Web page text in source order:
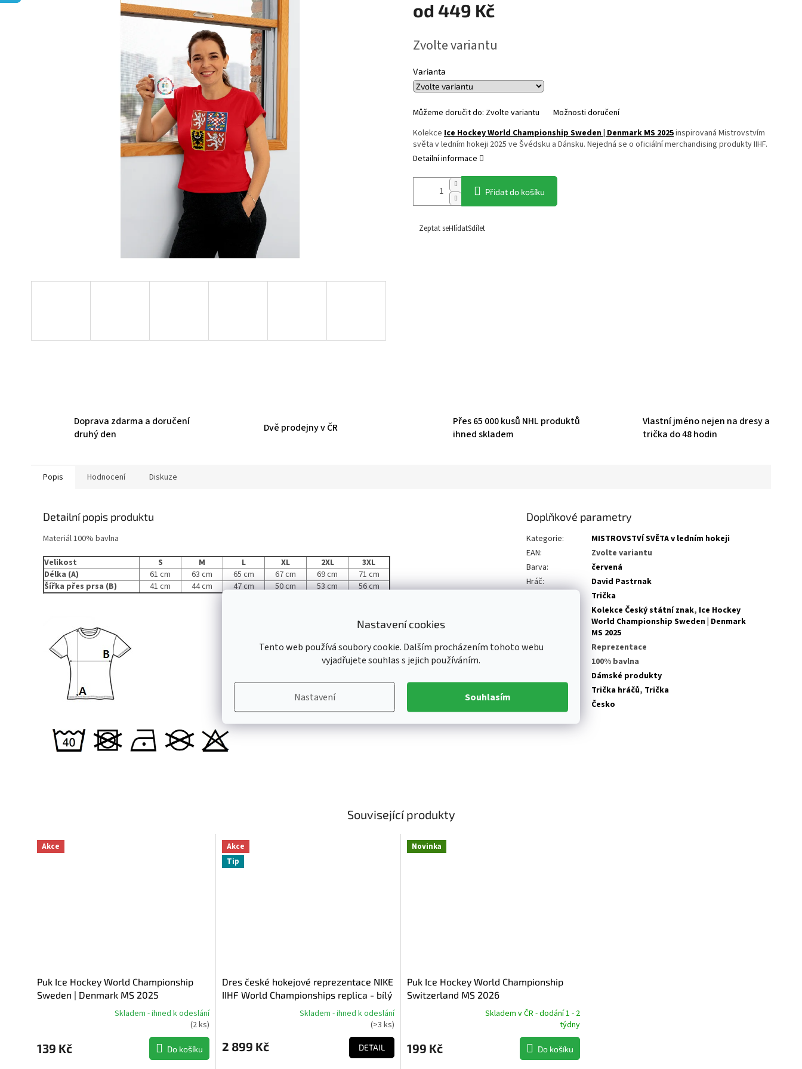
Nastavení cookies
Tento web používá soubory cookie. Dalším procházením tohoto webu
vyjadřujete souhlas s jejich používáním.
Nastavení Souhlasím
od 449 Kč
cena:
Zvolte variantu
Varianta
Můžeme doručit do: Zvolte variantu Možnosti doručení
Přidat do košíku
Kolekce Ice Hockey World Championship Sweden | Denmark MS 2025inspirovaná Mistrovstvím
světa v ledním hokeji 2025 ve Švédsku a Dánsku. Nejedná se o oficiální merchandising produkty IIHF.
Detailní informace
Zeptat seHlídatSdílet
Doprava zdarma a doručení
druhý den
Dvě prodejny v ČR
Přes 65 000 kusů NHL produktů
ihned skladem
Vlastní jméno nejen na dresy a
trička do 48 hodin
Související produkty
Akce
Puk Ice Hockey World Championship
Sweden | Denmark MS 2025
produktu
je
Skladem - ihned k odeslání
(2 ks)
139 Kč Do košíku
Akce
Tip
Dres české hokejové reprezentace NIKE
IIHF World Championships replica - bílý
produktu
je
Skladem - ihned k odeslání
(>3 ks)
2 899 Kč DETAIL
Novinka
Puk Ice Hockey World Championship
Switzerland MS 2026
produktu
je
Skladem v ČR - dodání 1 - 2
týdny
199 Kč Do košíku
Popis Hodnocení Diskuze
Detailní popis produktu
Materiál 100% bavlna
Velikost
S M L XL 2XL
3XL
Délka (A)
61 cm 63 cm 65 cm 67 cm 69 cm
71 cm
Šířka přes prsa (B)
41 cm 44 cm 47 cm 50 cm 53 cm 56 cm
Doplňkové parametry
Kategorie:
MISTROVSTVÍ SVĚTA v ledním hokeji
EAN:
Zvolte variantu
Barva:
červená
Hráč:
David Pastrnak
Trička
Kolekce Český státní znak, Ice Hockey
World Championship Sweden | Denmark
MS 2025
Liga:
Reprezentace
100% bavlna
Dámské produkty
Trička hráčů, Trička
Česko